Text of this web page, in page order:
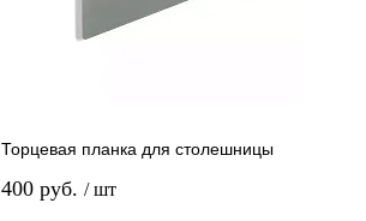
Торцевая планка для столешницы
400 руб. / шт